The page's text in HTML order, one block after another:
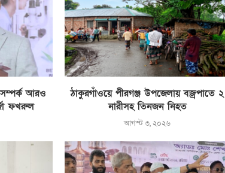
সম্পর্ক আরও
ফখরুল
ঠাকুরগাঁওয়ে পীরগঞ্জ উপজেলায় বজ্রপাতে ২
নারীসহ তিনজন নিহত
আগস্ট ৩, ২০২৬